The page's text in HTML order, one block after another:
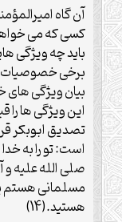
آن گاه
کسی که می
باید چه ویژگی
برخی خصوصیات،
این ویژگی ها
تصدیق ابوبکر
است: تو را به
صلی الله علیه و
مسلمانی هستم
هستید.(14)